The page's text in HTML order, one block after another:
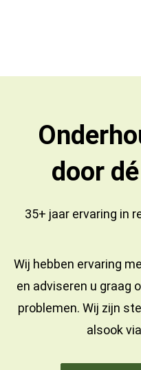
door
35+ jaar ervaring in
Wij hebben ervaring
en adviseren u graag
problemen. Wij zijn
alsook